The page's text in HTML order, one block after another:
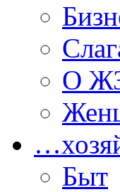
О
Быт